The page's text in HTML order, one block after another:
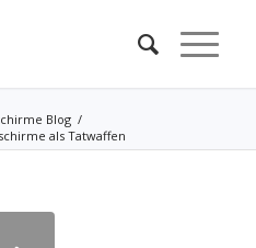
Blog /
als Tatwaffen